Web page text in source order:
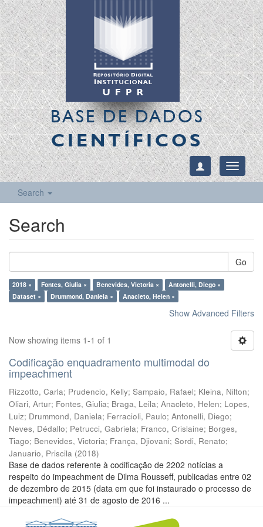
BASE DE DADOS
CIENTÍFICOS
Toggle
Search
Search
Go
2018 × Fontes, Giulia × Benevides, Victoria ×
Antonelli, Diego ×
Dataset ×
Drummond, Daniela × Anacleto, Helen ×
Show Advanced Filters
Now showing items 1-1 of 1
Codificação enquadramento multimodal do
impeachment
Rizzotto, Carla; Prudencio, Kelly; Sampaio, Rafael; Kleina, Nilton;
Oliari, Artur; Fontes, Giulia; Braga, Leila; Anacleto, Helen; Lopes,
Luiz; Drummond, Daniela; Ferracioli, Paulo; Antonelli, Diego;
Neves, Dédallo; Petrucci, Gabriela; Franco, Crislaine; Borges,
Tiago; Benevides, Victoria; França, Djiovani; Sordi, Renato;
Januario, Priscila (2018)
Base de dados referente à codificação de 2202 notícias a
respeito do impeachment de Dilma Rousseff, publicadas entre 02
de dezembro de 2015 (data em que foi instaurado o processo de
impeachment) até 31 de agosto de 2016 ...